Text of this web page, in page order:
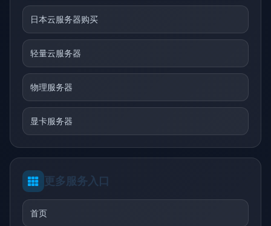
日本云服务器购买
轻量云服务器
物理服务器
显卡服务器
更多服务入口
首页